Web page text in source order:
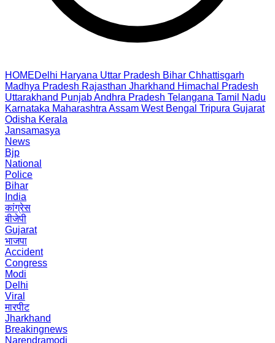
HOMEDelhi Haryana Uttar Pradesh Bihar Chhattisgarh
Madhya Pradesh Rajasthan Jharkhand Himachal Pradesh
Uttarakhand PunjabAndhra Pradesh Telangana Tamil Nadu
Karnataka Maharashtra Assam West Bengal Tripura Gujarat
Odisha Kerala
Jansamasya
News
Bjp
National
Police
Bihar
India
कांग्रेस
बीजेपी
Gujarat
भाजपा
Accident
Congress
Modi
Delhi
Viral
मारपीट
Jharkhand
Breakingnews
Narendramodi